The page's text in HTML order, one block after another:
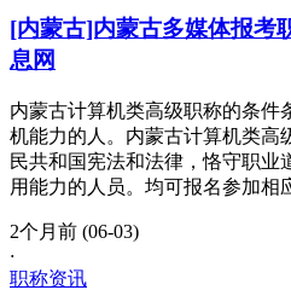
[内蒙古]内蒙古多媒体报考
息网
内蒙古计算机类高级职称的条件
机能力的人。内蒙古计算机类高
民共和国宪法和法律，恪守职业
用能力的人员。均可报名参加相
2个月前 (06-03)
·
职称资讯